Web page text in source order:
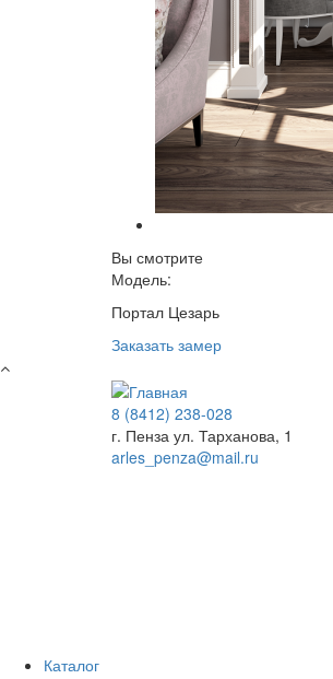
Вы смотрите
Модель:
Портал Цезарь
Заказать замер
8 (8412) 238-028
г. Пенза ул. Тарханова, 1
arles_penza@mail.ru
Каталог